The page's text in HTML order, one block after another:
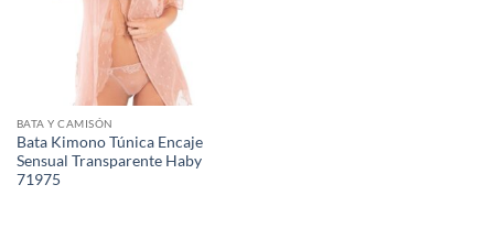
BATA Y CAMISÓN
Bata Kimono Túnica Encaje
Sensual Transparente Haby
71975